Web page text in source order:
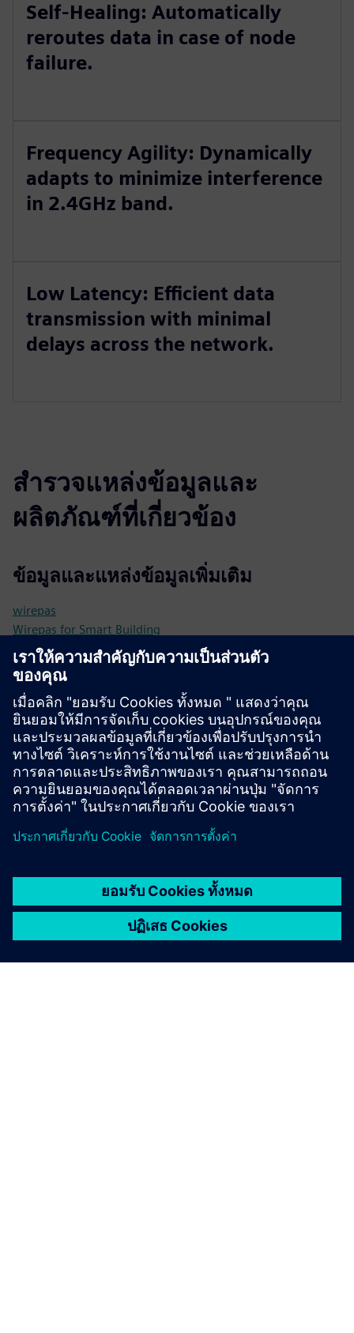
Self-Healing: Automatically
reroutes data in case of node
failure.
Frequency Agility: Dynamically
adapts to minimize interference
in 2.4GHz band.
Low Latency: Efficient data
transmission with minimal
delays across the network.
สำรวจแหล่งข้อมูลและ
ผลิตภัณฑ์ที่เกี่ยวข้อง
ข้อมูลและแหล่งข้อมูลเพิ่มเติม
wirepas
Wirepas for Smart Building
Wirepas developer Portal
เงื่อนไขเบื้องต้น
Supported on Nordic Semiconductors: nRF52832,
nRF52833, nRF52840.
Supported on Silicon Labs: ERF32xG12, EFR32BG21,
EFR32BG22 and EFR32xG24.